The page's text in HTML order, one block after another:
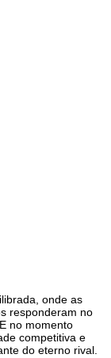
onde as
responderam no
no momento
competitiva e
do eterno rival.